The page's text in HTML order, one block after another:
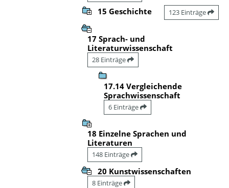
15 Geschichte 123 Einträge
17 Sprach- und
Literaturwissenschaft
28 Einträge
17.14 Vergleichende
Sprachwissenschaft
6 Einträge
18 Einzelne Sprachen und
Literaturen
148 Einträge
20 Kunstwissenschaften
8 Einträge